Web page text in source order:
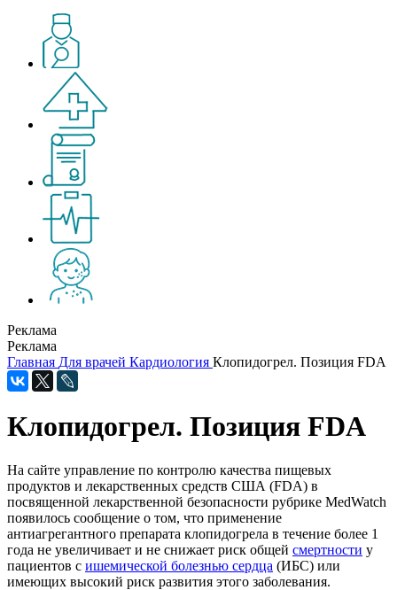
Реклама
Реклама
Главная Для врачей Кардиология Клопидогрел. Позиция FDA
Клопидогрел. Позиция FDA
На сайте управление по контролю качества пищевых
продуктов и лекарственных средств США (FDA) в
посвященной лекарственной безопасности рубрике MedWatch
появилось сообщение о том, что применение
антиагрегантного препарата клопидогрела в течение более 1
года не увеличивает и не снижает риск общей смертности у
пациентов с ишемической болезнью сердца (ИБС) или
имеющих высокий риск развития этого заболевания.